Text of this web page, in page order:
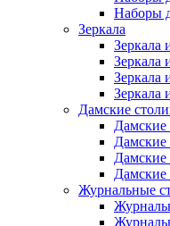
Наборы
Зеркала
Зеркала
Зеркала
Зеркала
Зеркала
Дамские
Дамские
Дамские
Дамские
Дамские
Журнальные